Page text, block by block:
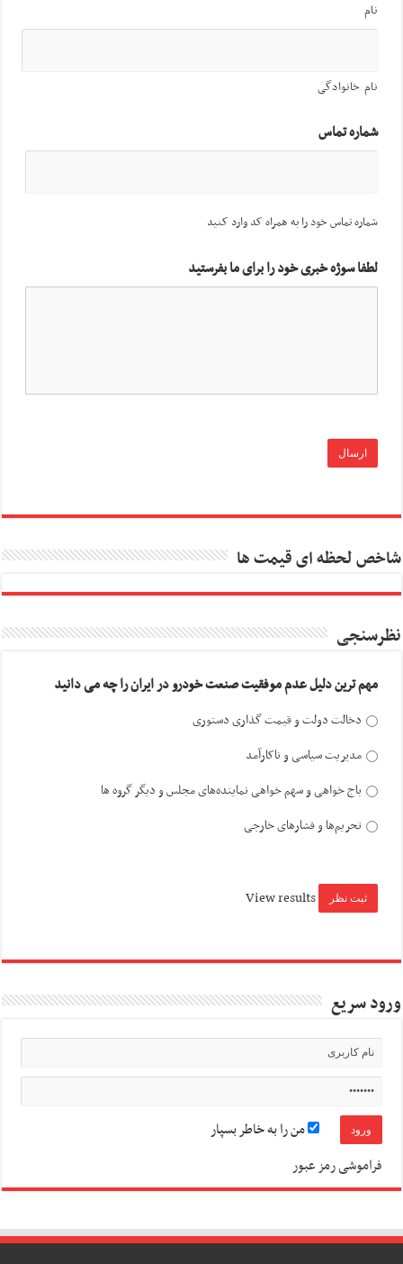
نام
نام خانوادگی
شماره تماس
شماره تماس خود را به همراه کد وارد کنید
لطفا سوژه خبری خود را برای ما بفرستید
شاخص لحظه ای قیمت ها
نظرسنجی
مهم ترین دلیل عدم موفقیت صنعت خودرو در ایران را چه می دانید
دخالت دولت و قیمت گذاری دستوری
مدیریت سیاسی و ناکارآمد
باج خواهی و سهم خواهی نماینده‌های مجلس و دیگر گروه ها
تحریم‌ها و فشارهای خارجی
View results
ورود سریع
من را به خاطر بسپار
فراموشی رمز عبور